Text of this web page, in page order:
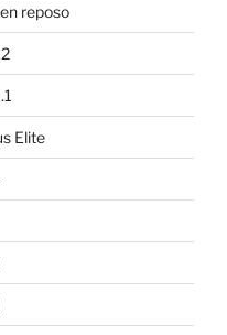
reposo
Elite